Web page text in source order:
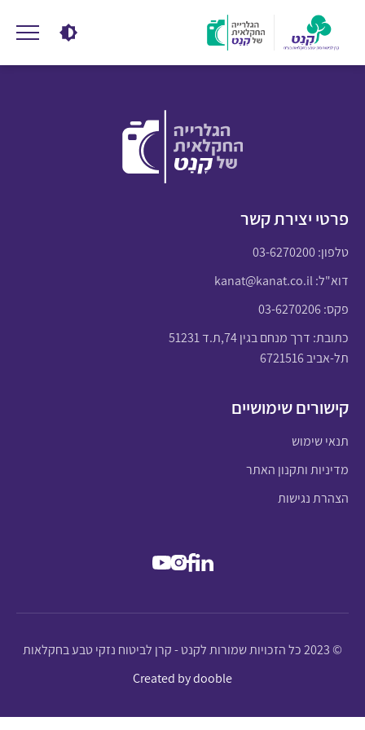
פרטי יצירת קשר
טלפון:03-6270200
דוא"ל:kanat@kanat.co.il
פקס: 03-6270206
כתובת: דרך מנחם בגין 74,ת.ד 51231
תל-אביב 6721516
קישורים שימושיים
תנאי שימוש
מדיניות ותקנון האתר
הצהרת נגישות
© 2023 כל הזכויות שמורות לקנט - קרן לביטוח נזקי טבע בחקלאות
Created by dooble